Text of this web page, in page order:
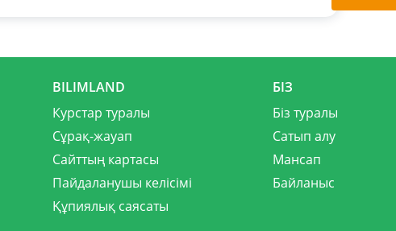
BILIMLAND
Курстар туралы
Сұрақ-жауап
Сайттың картасы
Пайдаланушы келісімі
Құпиялық саясаты
БІЗ
Біз туралы
Сатып алу
Мансап
Байланыс